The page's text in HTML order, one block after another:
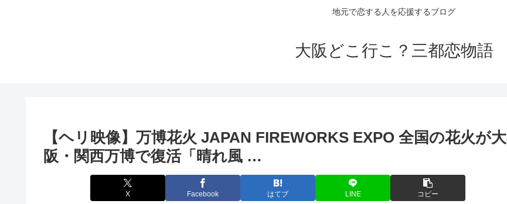
地元で恋する人を応援するブログ
大阪どこ行こ？三都恋物語
【ヘリ映像】万博花火 JAPAN FIREWORKS EXPO 全国の花火が大
阪 ・関西万博で復活「晴れ風 …
X Facebook はてブ LINE コピー